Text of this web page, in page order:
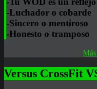
-Luchador o cobarde
-Sincero o mentiroso
-Honesto o tramposo
Versus CrossFit